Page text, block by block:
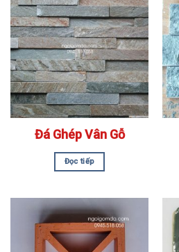
Đá Ghép Vân Gỗ
Đọc tiếp